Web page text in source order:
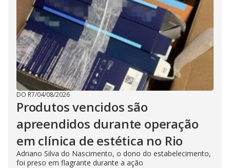
DO R7/04/08/2026
Produtos vencidos são
apreendidos durante operação
em clínica de estética no Rio
Adriano Silva do Nascimento, o dono do estabelecimento,
foi preso em flagrante durante a ação